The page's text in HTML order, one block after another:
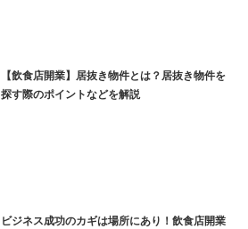
【飲食店開業】居抜き物件とは？居抜き物件を
探す際のポイントなどを解説
ビジネス成功のカギは場所にあり！飲食店開業